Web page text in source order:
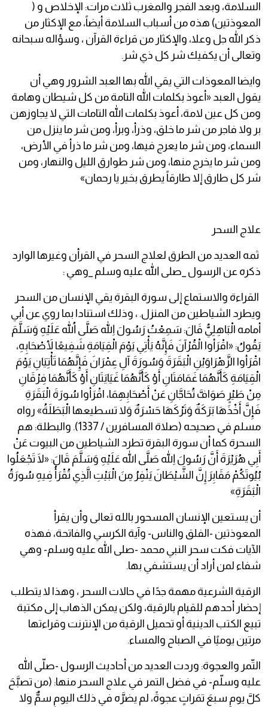
السلامة، وبعد الفجر والمغرب ثلاث مرات: الإخلاص و (
المعوذتين) هذه من أسباب السلامة أيضاً، مع الإكثار من
ذكر الله جل وعلا، والإكثار من قراءة القرآن ، وسؤاله سبحانه
وتعالى أن يكفيك شر كل ذي شر.
وايضا المعوذات التي يقي الله بها العبد الشرور وهي أن
يقول العبد «أعوذ بكلمات الله التامة من كل شيطان وهامة
ومن كل عين لامة، أعوذ بكلمات الله التامات التي لا يجاوزهن
بر ولا فاجر من شر ما خلق، وذرأ، وبرأ، ومن شر ما ينزل من
السماء، ومن شر ما يعرج فيها، ومن شر ما ذرأ في الأرض،
ومن شر ما يخرج منها، ومن شر طوارق الليل والنهار، ومن
شر كل طارق إلا طارقاً يطرق بخير يا رحمان»
علاج السحر
ثمه العديد من الطرق لعلاج السحر في القرأن وغيرها الوارد
ذكره عن الرسول _صلى الله عليه وسلم _وهي :
القراءة والاستماع إلى سورة البقرة يقي الإنسان من السحر
ويطرد الشياطين من المنزل. ، وذلك استنادا بما روي عن أبي
أمامه الْبَاهِلِيُّ قَالَ: سَمِعْتُ رَسُولَ اللهِ صَلَّى اللهُ عَلَيْهِ وَسَلَّمَ
يَقُولُ: «اقْرَأوا الْقُرْآنَ فَإِنَّهُ يَأْتِي يَوْمَ الْقِيَامَةِ شَفِيعًا لأَصْحَابِهِ،
اقْرَأوا الزَّهْرَاوَيْنِ الْبَقَرَةَ وَسُورَةَ آلِ عِمْرَانَ فَإِنَّهُمَا تَأْتِيَانِ يَوْمَ
الْقِيَامَةِ كَأَنَّهُمَا غَمَامَتَانِ أَوْ كَأَنَّهُمَا غَيَايَتَانِ أَوْ كَأَنَّهُمَا فِرْقَانِ
مِنْ طَيْرٍ صَوَافَّ تُحَاجَّانِ عَنْ أَصْحَابِهِمَا، اقْرَأوا سُورَةَ الْبَقَرَةِ
فَإِنَّ أَخْذَهَا بَرَكَةٌ وَتَرْكَهَا حَسْرَةٌ وَلا تسطيعها الْبَطَلَةُ» رواه
مسلم في صحيحه (صلاة المسافرين / 1337). والبطلة: هم
السحرة كما أن سورة البقرة تطرد الشياطين من البيوت عَنْ
أَبِي هُرَيْرَةَ أَنَّ رَسُولَ اللهِ صَلَّى الله عَلَيْهِ وَسَلَّمَ قَالَ: «لَا تَجْعَلُوا
بُيُوتَكُمْ مَقَابِرَ إِنَّ الشَّيْطَانَ يَنْفِرُ مِنَ الْبَيْتِ الَّذِي تُقْرَأُ فِيهِ سُورَةُ
الْبَقَرَةِ»
أن يستعين الإنسان المسحور بالله تعالى وأن يقرأ
المعوذتين -الفلق والناس- وآية الكرسي والفاتحة، فهذه
الآيات فكت سحر النبي محمد -صلى الله عليه وسلم- وهي
شفاء لمن أراد أن يستشفي بها.
الرقية الشرعية مهمة جدًا في حالات السحر ، وهذا لا يتطلب
إحضار أحدهم للقيام بالرقية، ولكن يمكن الذهاب إلى مكتبة
تبيع الكتب الدينية أو تحميل الرقية من الإنترنت وقراءتها
مرتين يوميًا في الصباح والمساء.
التّمر والعجوة: وردت العديد من أحاديث الرسول -صلّى الله
عليه وسلّم- في فضل التمر في علاج السحر منها: (من تصبَّحَ
كلَّ يومٍ سبعَ تمَراتٍ عجوةً، لم يضرَّه في ذلك اليومِ سمٌّ ولا